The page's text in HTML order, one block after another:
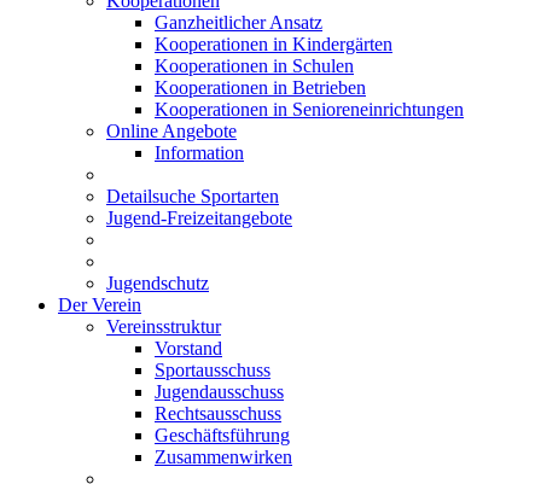
Ganzheitlicher Ansatz
Kooperationen in Kindergärten
Kooperationen in Schulen
Kooperationen in Betrieben
Kooperationen in Senioreneinrichtungen
Online Angebote
Information
Detailsuche Sportarten
Jugend-Freizeitangebote
Jugendschutz
Der Verein
Vereinsstruktur
Vorstand
Sportausschuss
Jugendausschuss
Rechtsausschuss
Geschäftsführung
Zusammenwirken